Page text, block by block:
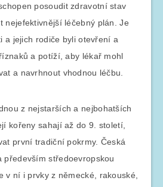
posoudit zdravotní stav
nejefektivnější léčebný plán. Je
a jejich rodiče byli otevření a
a potíží, aby lékař mohl
a navrhnout vhodnou léčbu.
z nejstarších a nejbohatších
kořeny sahají až do 9. století,
první tradiční pokrmy. Česká
především středoevropskou
v ní i prvky z německé, rakouské,